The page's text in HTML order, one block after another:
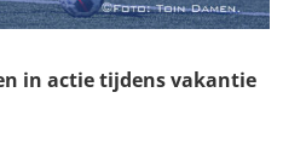
in actie tijdens vakantie